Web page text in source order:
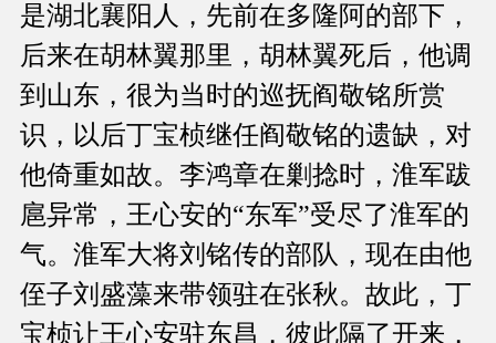
是湖北襄阳人，先前在多隆阿的部下，
后来在胡林翼那里，胡林翼死后，他调
到山东，很为当时的巡抚阎敬铭所赏
识，以后丁宝桢继任阎敬铭的遗缺，对
他倚重如故。李鸿章在剿捻时，淮军跋
扈异常，王心安的“东军”受尽了淮军的
气。淮军大将刘铭传的部队，现在由他
侄子刘盛藻来带领驻在张秋。故此，丁
宝桢让王心安驻东昌，彼此隔了开来，